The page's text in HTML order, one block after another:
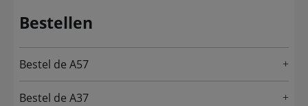
Bestellen
Bestel de A57
Bestel de A37